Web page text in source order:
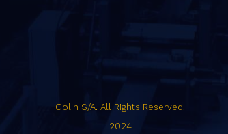
Golin S/A. All Rights Reserved.
2024